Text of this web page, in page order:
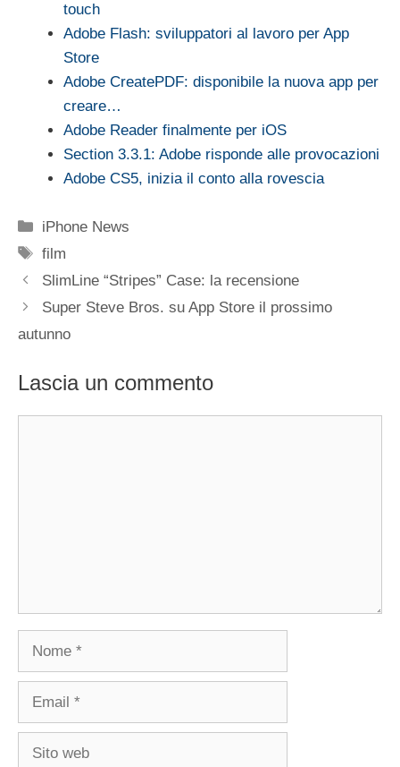
touch
Adobe Flash: sviluppatori al lavoro per App
Store
Adobe CreatePDF: disponibile la nuova app per
creare…
Adobe Reader finalmente per iOS
Section 3.3.1: Adobe risponde alle provocazioni
Adobe CS5, inizia il conto alla rovescia
Categorie
iPhone News
Tag
film
SlimLine “Stripes” Case: la recensione
Super Steve Bros. su App Store il prossimo
autunno
Lascia un commento
Nome
Email
Sito